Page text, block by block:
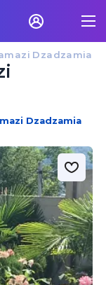
Dzadzamia
Dzadzamia